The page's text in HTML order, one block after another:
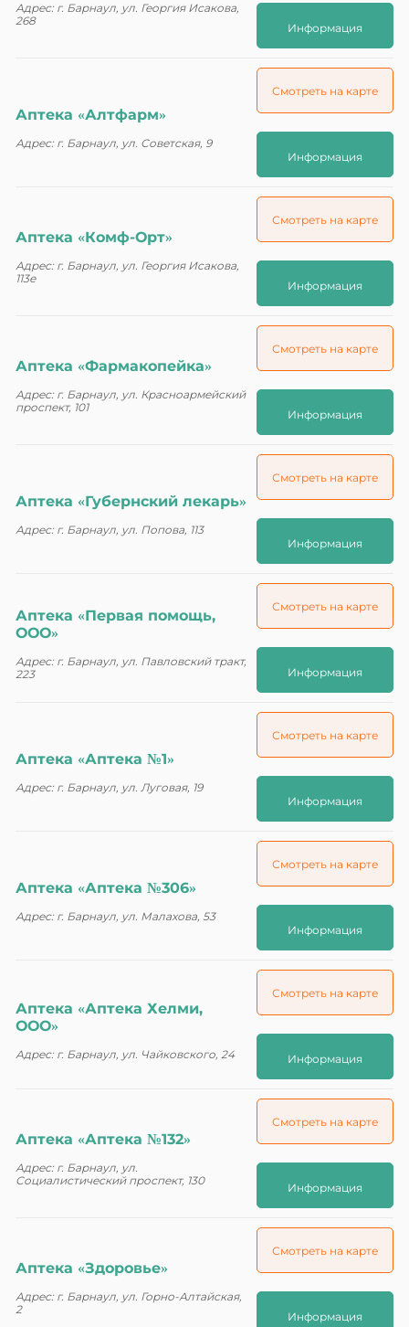
Адрес: г. Барнаул, ул. Георгия Исакова,
268
Информация
Аптека «Алтфарм»
Адрес: г. Барнаул, ул. Советская, 9
Смотреть на карте
Информация
Аптека «Комф-Орт»
Адрес: г. Барнаул, ул. Георгия Исакова,
113е
Смотреть на карте
Информация
Аптека «Фармакопейка»
Адрес: г. Барнаул, ул. Красноармейский
проспект, 101
Смотреть на карте
Информация
Аптека «Губернский лекарь»
Адрес: г. Барнаул, ул. Попова, 113
Смотреть на карте
Информация
Аптека «Первая помощь,
ООО»
Адрес: г. Барнаул, ул. Павловский тракт,
223
Смотреть на карте
Информация
Аптека «Аптека №1»
Адрес: г. Барнаул, ул. Луговая, 19
Смотреть на карте
Информация
Аптека «Аптека №306»
Адрес: г. Барнаул, ул. Малахова, 53
Смотреть на карте
Информация
Аптека «Аптека Хелми,
ООО»
Адрес: г. Барнаул, ул. Чайковского, 24
Смотреть на карте
Информация
Аптека «Аптека №132»
Адрес: г. Барнаул, ул.
Социалистический проспект, 130
Смотреть на карте
Информация
Аптека «Здоровье»
Адрес: г. Барнаул, ул. Горно-Алтайская,
2
Смотреть на карте
Информация